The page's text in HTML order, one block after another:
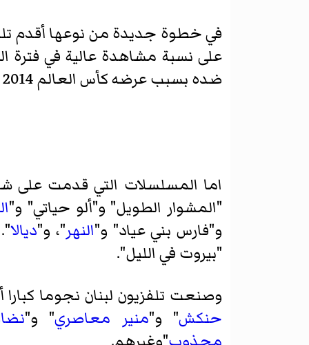
في خطوة جديدة من نوعها أقدم
على نسبة مشاهدة عالية في فترة
ضده بسبب عرضه كأس العالم 2014 لكنه فاز بالدعوى.
اما المسلسلات التي قدمت على
"المشوار الطويل" و"ألو حياتي" و"
و"فارس بني عياد" و"النهر"، و"ديالا
"بيروت في الليل".
وصنعت تلفزيون لبنان نجوما
حنكش" و"منير معاصري" و"